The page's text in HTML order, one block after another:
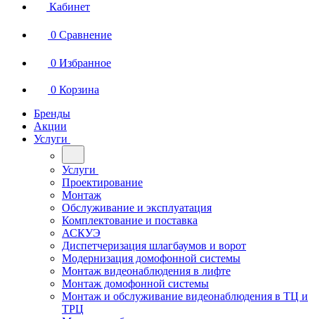
Кабинет
0 Сравнение
0 Избранное
0 Корзина
Бренды
Акции
Услуги
Услуги
Проектирование
Монтаж
Обслуживание и эксплуатация
Комплектование и поставка
АСКУЭ
Диспетчеризация шлагбаумов и ворот
Модернизация домофонной системы
Монтаж видеонаблюдения в лифте
Монтаж домофонной системы
Монтаж и обслуживание видеонаблюдения в ТЦ и
ТРЦ